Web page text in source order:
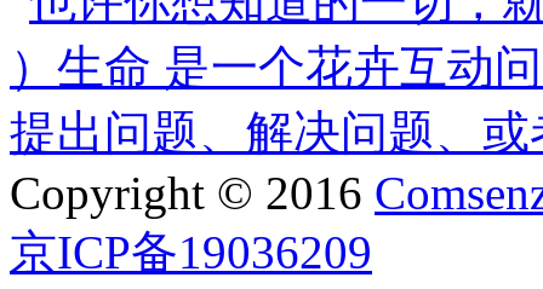
Copyright © 2016
京ICP备19036209